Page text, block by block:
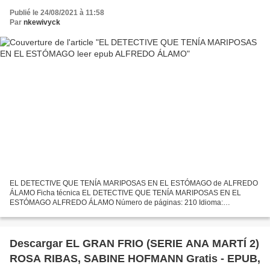
Publié le 24/08/2021 à 11:58
Par nkewivyck
EL DETECTIVE QUE TENÍA MARIPOSAS EN EL ESTÓMAGO de ALFREDO
ÁLAMO Ficha técnica EL DETECTIVE QUE TENÍA MARIPOSAS EN EL
ESTÓMAGO ALFREDO ÁLAMO Número de páginas: 210 Idioma:
Editorial: ORCINY...
Descargar EL GRAN FRIO (SERIE ANA MARTÍ 2)
ROSA RIBAS, SABINE HOFMANN Gratis - EPUB,